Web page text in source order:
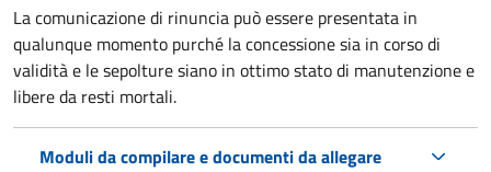
La comunicazione di rinuncia può essere presentata in
qualunque momento purché la concessione sia in corso di
validità e le sepolture siano in ottimo stato di manutenzione e
libere da resti mortali.
Moduli da compilare e documenti da allegare